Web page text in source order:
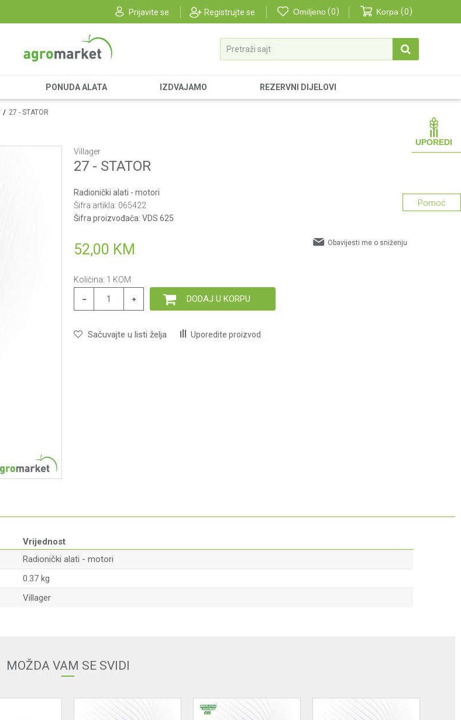
Prijavite se Registrujte se Omiljeno 0 Korpa 0
Pretraži sajt
PONUDA ALATA IZDVAJAMO REZERVNI DIJELOVI
UPOREDI
27 - STATOR
Villager
27 - STATOR
Radionički alati - motori
Šifra artikla: 065422
Šifra proizvođača: VDS 625
52,00 KM Obavijesti me o sniženju
Količina: 1 KOM
DODAJ U KORPU
Sačuvajte u listi želja Uporedite proizvod
Pomoć
Vrijednost
Radionički alati - motori
0.37 kg
Villager
MOŽDA VAM SE SVIDI